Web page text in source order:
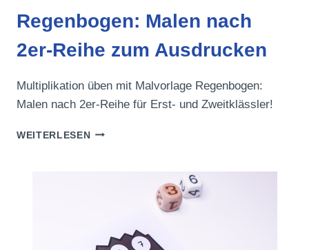
Regenbogen: Malen nach
2er-Reihe zum Ausdrucken
Multiplikation üben mit Malvorlage Regenbogen:
Malen nach 2er-Reihe für Erst- und Zweitklässler!
WEITERLESENREGENBOGEN: